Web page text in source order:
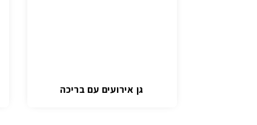
גן אירועים עם בריכה